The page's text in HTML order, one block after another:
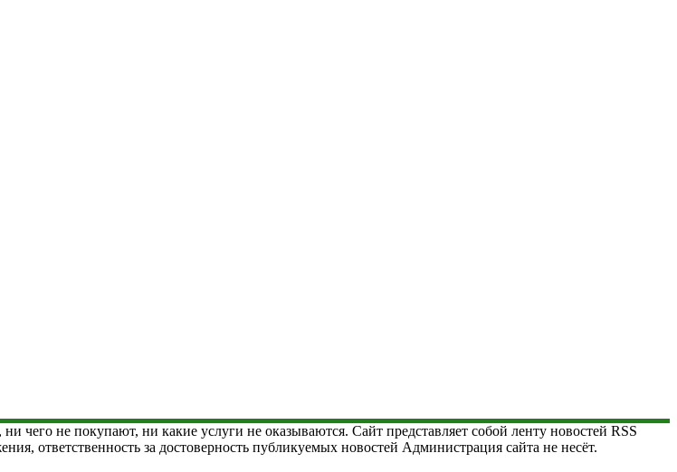
чего не покупают, ни какие услуги не оказываются. Сайт представляет собой ленту новостей RSS
ответственность за достоверность публикуемых новостей Администрация сайта не несёт.